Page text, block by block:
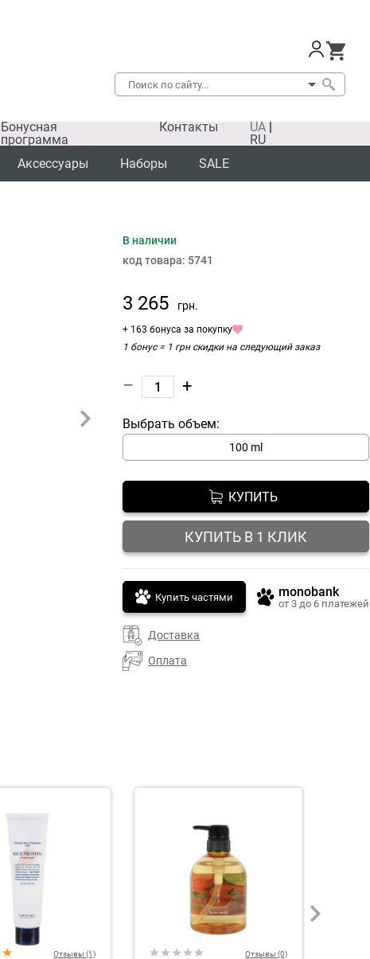
Бонусная
программа
Контакты UA |
RU
Аксессуары Наборы SALE
В наличии
код товара: 5741
3 265 грн.
+ 163 бонуса за покупку
1 бонус = 1 грн скидки на следующий заказ
– +
Выбрать объем:
100 ml
КУПИТЬ
КУПИТЬ В 1 КЛИК
Купить частями monobank
от 3 до 6 платежей
Доставка
Оплата
Отзывы (1) Отзывы (0)